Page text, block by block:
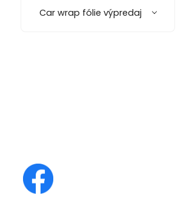
Car wrap fólie výpredaj